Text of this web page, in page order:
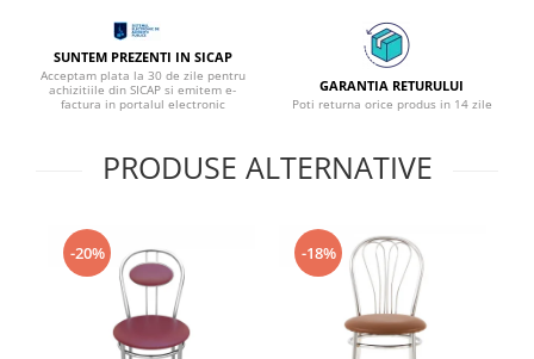
SUNTEM PREZENTI IN SICAP
Acceptam plata la 30 de zile pentru
achizitiile din SICAP si emitem e-
factura in portalul electronic
GARANTIA RETURULUI
Poti returna orice produs in 14 zile
PRODUSE ALTERNATIVE
-20% -18%